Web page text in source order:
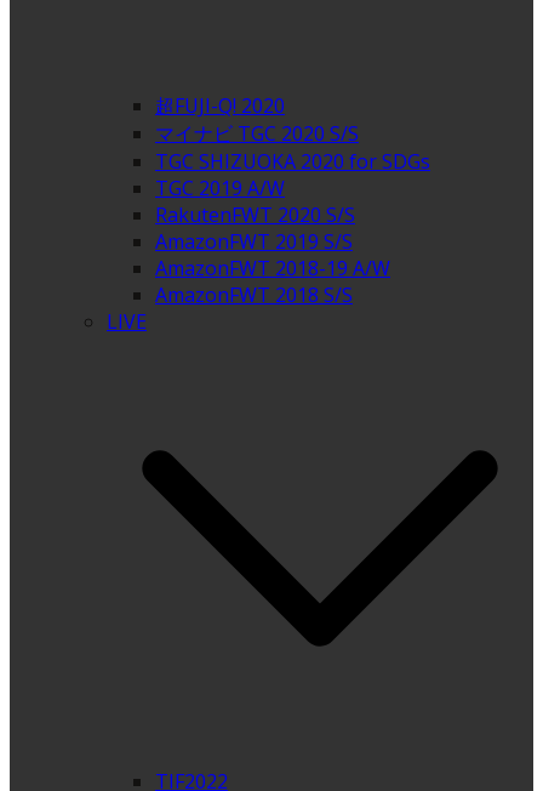
超FUJI-Q! 2020
マイナビ TGC 2020 S/S
TGC SHIZUOKA 2020 for SDGs
TGC 2019 A/W
RakutenFWT 2020 S/S
AmazonFWT 2019 S/S
AmazonFWT 2018-19 A/W
AmazonFWT 2018 S/S
LIVE
TIF2022